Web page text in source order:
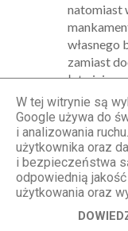
natomiast
własnego
zamiast
łatwiej
o
motywację
każda z
życiu musi
piękne
bardzo
to jest
i wynić
W tej witrynie są
Google używa do
i analizowania
użytkownika oraz
i bezpieczeństwa
odpowiednią
użytkowania oraz